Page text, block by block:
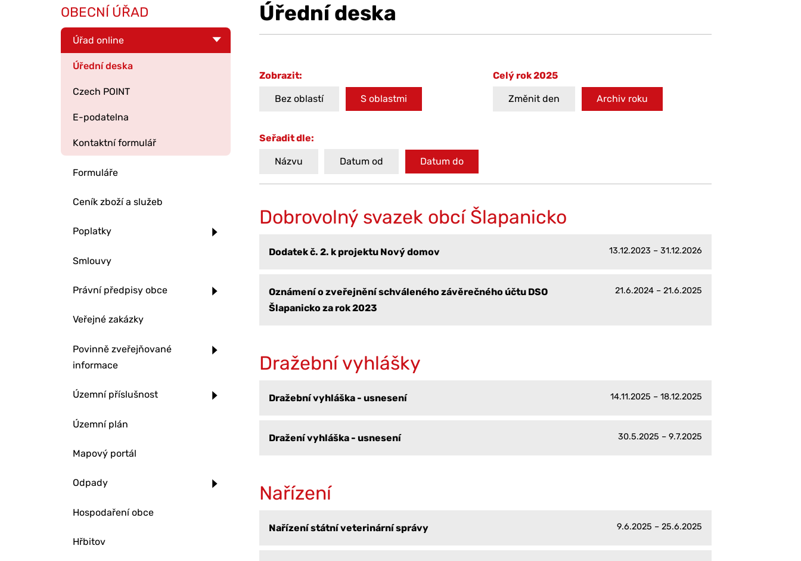
Úřední deska
Zobrazit:
Bez oblastí S oblastmi
Celý rok 2025
Změnit den Archiv roku
Seřadit dle:
Názvu Datum od Datum do
Dobrovolný svazek obcí Šlapanicko
Dodatek č. 2. k projektu Nový domov 13.12.2023 – 31.12.2026
Oznámení o zveřejnění schváleného závěrečného účtu DSO
Šlapanicko za rok 2023
21.6.2024 – 21.6.2025
Dražební vyhlášky
Dražební vyhláška - usnesení 14.11.2025 – 18.12.2025
Dražení vyhláška - usnesení 30.5.2025 – 9.7.2025
Nařízení
Nařízení státní veterinární správy 9.6.2025 – 25.6.2025
OBECNÍ ÚŘAD
Úřad online
Úřední deska
Czech POINT
E-podatelna
Kontaktní formulář
Formuláře
Ceník zboží a služeb
Poplatky
Smlouvy
Právní předpisy obce
Veřejné zakázky
Povinně zveřejňované
informace
Územní příslušnost
Územní plán
Mapový portál
Odpady
Hospodaření obce
Hřbitov